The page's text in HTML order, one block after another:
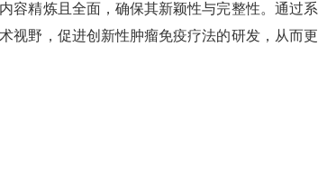
容精炼且全面，确保其新颖性与完整性。通过系
视野，促进创新性肿瘤免疫疗法的研发，从而更